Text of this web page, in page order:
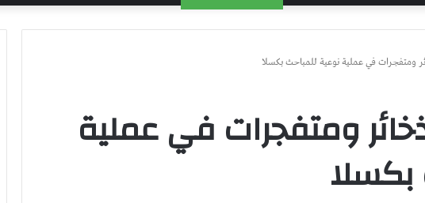
ومتفجرات في عملية نوعية للمباحث بكسلا
ومتفجرات في عملية
بكسلا